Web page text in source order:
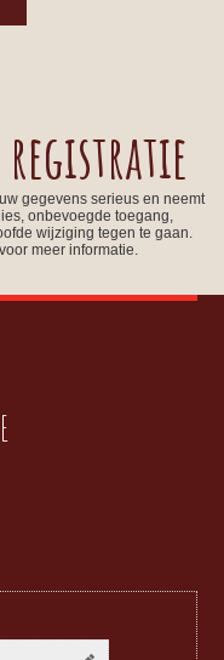
gegevens serieus en neemt
onbevoegde toegang,
wijziging tegen te gaan.
meer informatie.